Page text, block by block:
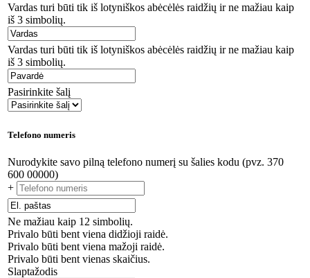
Vardas turi būti tik iš lotyniškos abėcėlės raidžių ir ne mažiau kaip
iš 3 simbolių.
Vardas turi būti tik iš lotyniškos abėcėlės raidžių ir ne mažiau kaip
iš 3 simbolių.
Pasirinkite šalį
Telefono numeris
Nurodykite savo pilną telefono numerį su šalies kodu (pvz. 370
600 00000)
+
Ne mažiau kaip 12 simbolių.
Privalo būti bent viena didžioji raidė.
Privalo būti bent viena mažoji raidė.
Privalo būti bent vienas skaičius.
Slaptažodis